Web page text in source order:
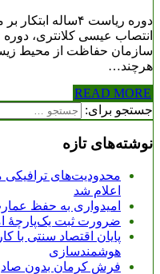
دوره ریاست
سازمان حفاظت از محیط‌
هرچند…
READ MORE
جستجو برای:
نوشته‌های تازه
محدودیت‌های ترافیکی
اعلام شد
امیدواری به حفظ
ضرورت ثبت یک‌پارچۀ
پایان اقتصاد سنتی با
هوشمندسازی
فرش کرمان بدون